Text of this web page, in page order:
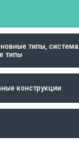
типы, система
типы
конструкции